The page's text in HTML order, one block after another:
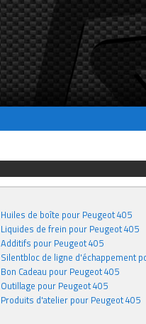
Huiles de boîte pour Peugeot 405
Liquides de frein pour Peugeot 405
Additifs pour Peugeot 405
Silentbloc de ligne d'échappement
Bon Cadeau pour Peugeot 405
Outillage pour Peugeot 405
Produits d'atelier pour Peugeot 405